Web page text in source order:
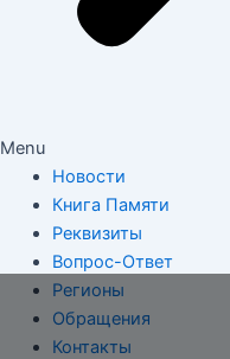
Menu
Новости
Книга Памяти
Реквизиты
Вопрос-Ответ
Регионы
Обращения
Контакты